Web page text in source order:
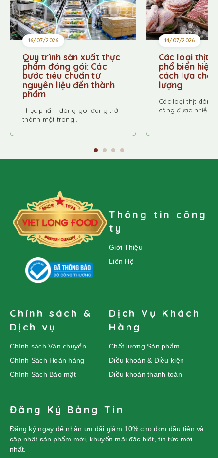
16/07/2026
Quy trình sản xuất thực
phẩm đóng gói: Các
bước tiêu chuẩn từ
nguyên liệu đến thành
phẩm
Thực phẩm đóng gói đang trở
thành một trong…
14/07/2026
Các loại thịt
phổ biến hiện
cách lựa
lượng
Các loại thịt đông
càng được nhiều…
Thông tin công
ty
Giới Thiệu
Liên Hệ
Chính sách &
Dịch vụ
Chính sách Vận chuyển
Chính Sách Hoàn hàng
Chính Sách Bảo mật
Dịch Vụ Khách
Hàng
Chất lượng Sản phẩm
Điều khoản & Điều kiện
Điều khoản thanh toán
Đăng Ký Bảng Tin
Đăng ký ngay để nhận ưu đãi giảm 10% cho đơn đầu tiên và
cập nhật sản phẩm mới, khuyến mãi đặc biệt, tin tức mới
nhất.